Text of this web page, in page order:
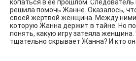
копаться в ее прошлом. Следователь
решила помочь Жанне. Оказалось,
своей жертвой женщина. Между ними
которую Жанна держит в тайне. Но
понять, какую игру затеяла женщина.
тщательно скрывает Жанна? И кто